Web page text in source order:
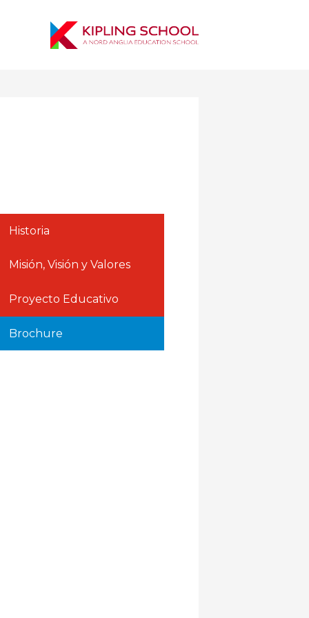
Historia
Misión, Visión y Valores
Proyecto Educativo
Brochure